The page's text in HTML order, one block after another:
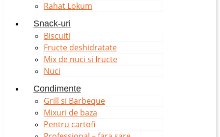
Rahat Lokum
Snack-uri
Biscuiti
Fructe deshidratate
Mix de nuci si fructe
Nuci
Condimente
Grill si Barbeque
Mixuri de baza
Pentru cartofi